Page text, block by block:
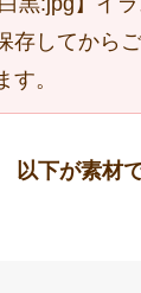
存してから
す。
以下が素材